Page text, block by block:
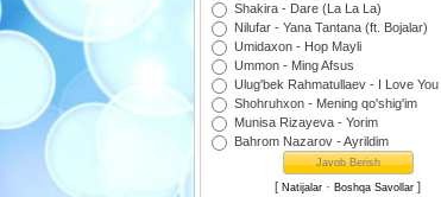
Shakira - Dare (La La La)
Nilufar - Yana Tantana (ft. Bojalar)
Umidaxon - Hop Mayli
Ummon - Ming Afsus
Ulug'bek Rahmatullaev - I Love You
Shohruhxon - Mening qo'shig'im
Munisa Rizayeva - Yorim
Bahrom Nazarov - Ayrildim
[ Natijalar · Boshqa Savollar ]